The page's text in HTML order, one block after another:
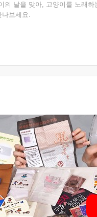
의 날을 맞아, 고양이를 노래하
나보세요.